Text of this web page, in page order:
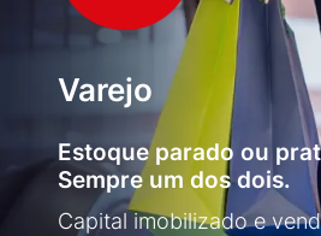
Varejo
Estoque parado ou
Sempre um dos dois.
Capital imobilizado e